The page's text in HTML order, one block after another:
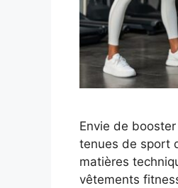
Envie de
tenues de sport
matières
vêtements